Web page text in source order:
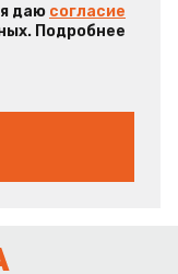
даю согласие
Подробнее